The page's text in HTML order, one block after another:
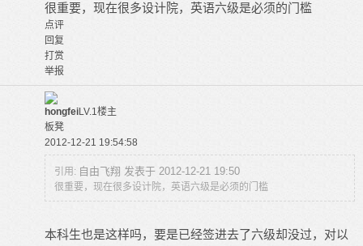
很重要，现在很多设计院，英语六级是必须的门槛
点评
回复
打赏
举报
hongfeiLV.1楼主
板凳
2012-12-21 19:54:58
引用: 自由飞翔 发表于 2012-12-21 19:50
很重要，现在很多设计院，英语六级是必须的门槛
本科生也是这样吗，要是已经签进去了六级却没过，对以